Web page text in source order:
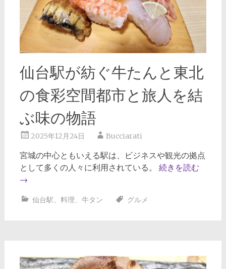
仙台駅が紡ぐ牛たんと東北
の食彩空間都市と旅人を結
ぶ味の物語
2025年12月24日 Bucciarati
宮城の中心ともいえる駅は、ビジネスや観光の拠点
として多くの人々に利用されている。 続きを読む
→
仙台駅、 料理、 牛タン グルメ